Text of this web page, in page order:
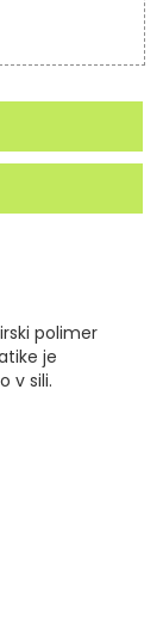
polimer
je
v sili.